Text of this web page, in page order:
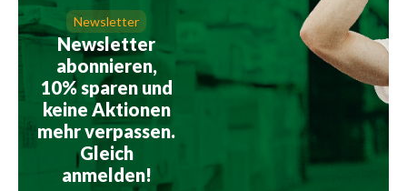
Newsletter
Newsletter
abonnieren,
10% sparen und
keine Aktionen
mehr verpassen.
Gleich
anmelden!